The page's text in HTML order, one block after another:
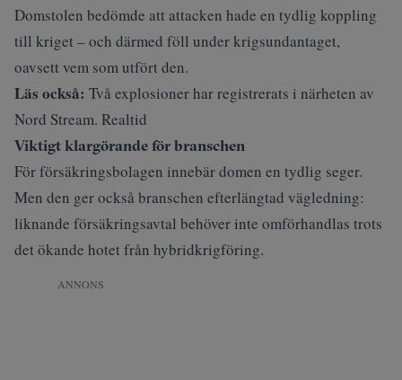
Domstolen bedömde att attacken hade en tydlig koppling
till kriget – och därmed föll under krigsundantaget,
oavsett vem som utfört den.
Läs också: Två explosioner har registrerats i närheten av
Nord Stream. Realtid
Viktigt klargörande för branschen
För försäkringsbolagen innebär domen en tydlig seger.
Men den ger också branschen efterlängtad vägledning:
liknande försäkringsavtal behöver inte omförhandlas trots
det ökande hotet från hybridkrigföring.
ANNONS